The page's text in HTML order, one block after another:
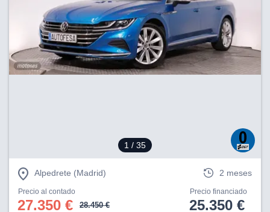
1 / 35
Alpedrete (Madrid) 2 meses
Precio al contado
27.350 € 28.450 €
Precio financiado
25.350 €